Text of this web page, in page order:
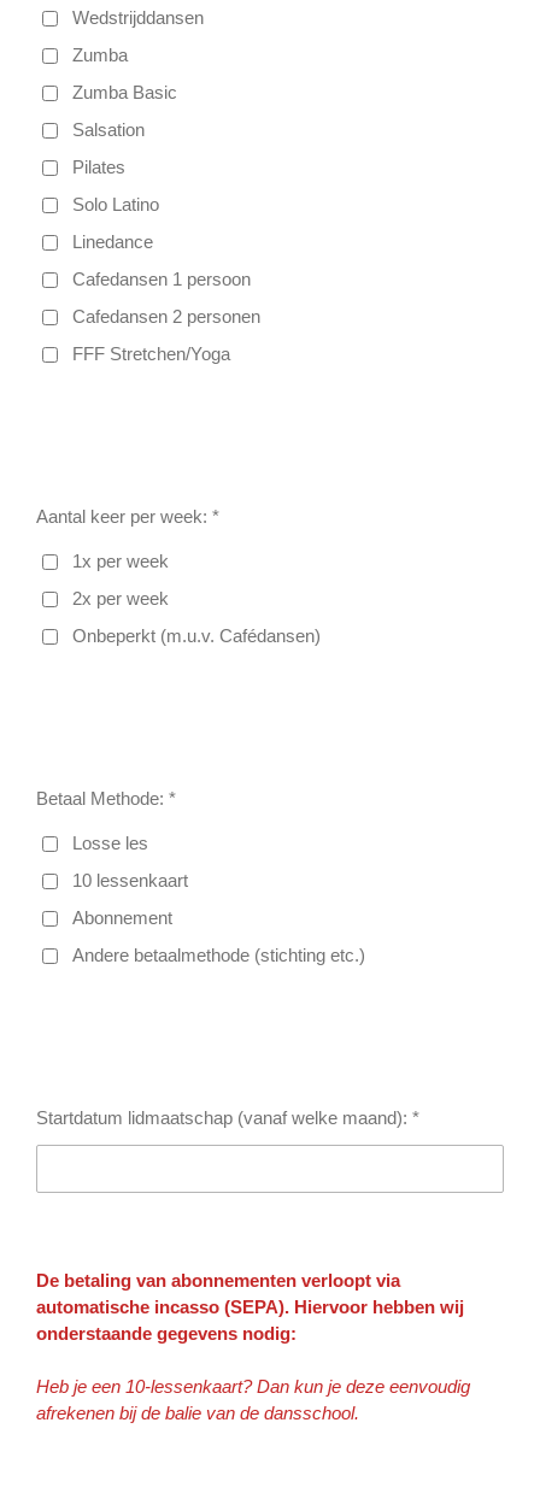
Wedstrijddansen
Zumba
Zumba Basic
Salsation
Pilates
Solo Latino
Linedance
Cafedansen 1 persoon
Cafedansen 2 personen
FFF Stretchen/Yoga
Aantal keer per week: *
1x per week
2x per week
Onbeperkt (m.u.v. Cafédansen)
Betaal Methode: *
Losse les
10 lessenkaart
Abonnement
Andere betaalmethode (stichting etc.)
Startdatum lidmaatschap (vanaf welke maand): *
De betaling van abonnementen verloopt via
automatische incasso (SEPA). Hiervoor hebben wij
onderstaande gegevens nodig:
Heb je een 10-lessenkaart? Dan kun je deze eenvoudig
afrekenen bij de balie van de dansschool.